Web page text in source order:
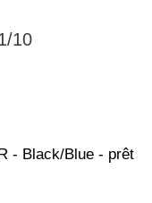
10
- Black/Blue - prêt